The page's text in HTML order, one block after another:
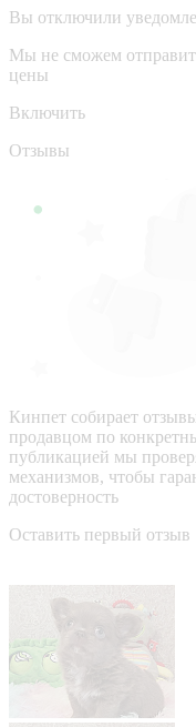
Вы отключили
Мы не сможем
цены
Включить
Отзывы
Кинпет собирает
продавцом по
публикацией мы
механизмов, чтобы
достоверность
Оставить первый отзыв